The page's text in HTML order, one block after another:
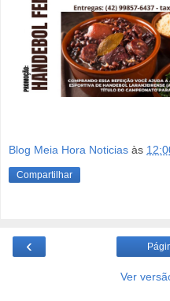
Blog Meia Hora Noticias às
Compartilhar
‹
Ver